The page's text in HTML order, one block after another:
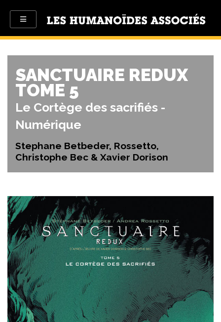
SANCTUAIRE REDUX
TOME 5
Le Cortège des sacrifiés -
Numérique
Stephane Betbeder, Rossetto,
Christophe Bec & Xavier Dorison